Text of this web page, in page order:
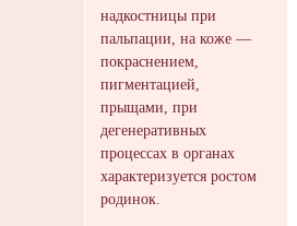
надкостницы при
пальпации, на коже —
покраснением,
пигментацией,
прыщами, при
дегенеративных
процессах в органах
характеризуется ростом
родинок.